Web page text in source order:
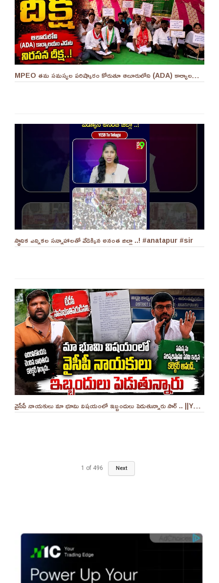
MPEO తమ సమస్యల పరిష్కారం కోరుతూ ఆలూరులోని (ADA) కార్యాలయం ఎదుట దీక్ష ||YES 9TV #kurnool
స్థానిక ఎన్నికల సన్నాహాలతో వేడెక్కిన అనంత జిల్లా ..! #anatapur #sir
వైసీపీ నాయకులు మా భూమి విషయంలో ఇబ్బందులు పెడుతున్నారు సార్ .. ||YES 9TV
1 of 496 Next